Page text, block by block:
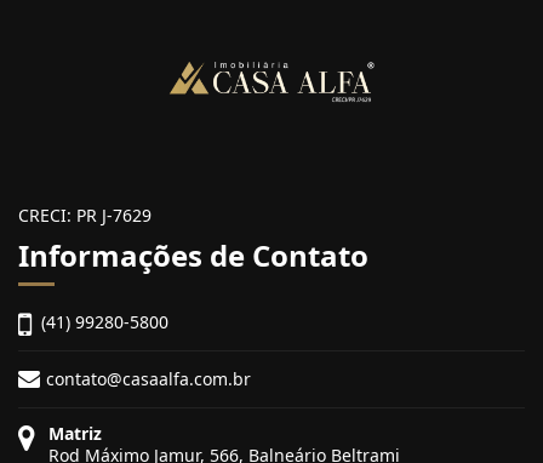
CRECI: PR J-7629
Informações de Contato
(41) 99280-5800
contato@casaalfa.com.br
Matriz
Rod Máximo Jamur, 566, Balneário Beltrami